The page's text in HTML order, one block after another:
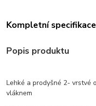
Kompletní specifikace
Popis produktu
Lehké a prodyšné 2- vrstvé
vláknem